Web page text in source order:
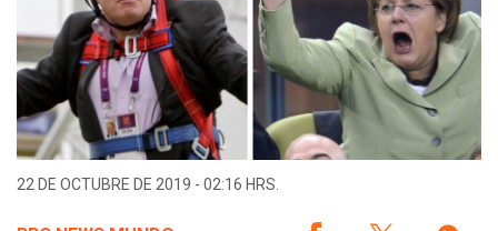
22 DE OCTUBRE DE 2019 - 02:16 HRS.